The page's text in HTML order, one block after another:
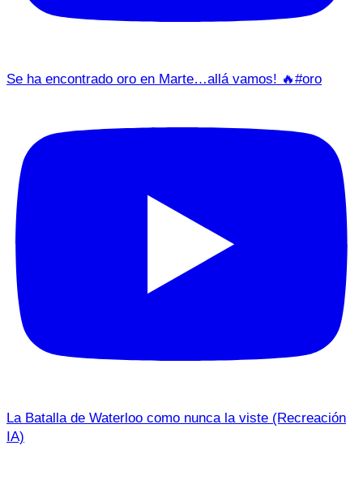
Se ha encontrado oro en Marte…allá vamos! 🔥#oro
La Batalla de Waterloo como nunca la viste (Recreación
IA)